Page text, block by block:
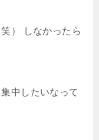
） しなかったら
中したいなって